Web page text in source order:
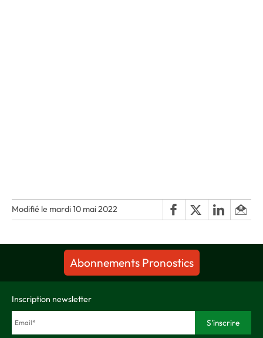
Modifié le mardi 10 mai 2022
Abonnements Pronostics
Inscription newsletter